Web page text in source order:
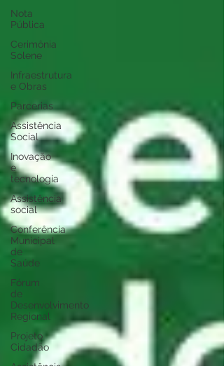
Nota
Pública
Cerimônia
Solene
Infraestrutura
e Obras
Parcerias
Assistência
Social
Inovação
e
tecnologia
Assistência
social
Conferência
Municipal
de
Saúde
Fórum
de
Desenvolvimento
Regional
Projeto
Cidadão